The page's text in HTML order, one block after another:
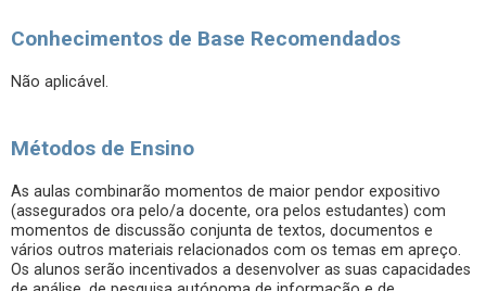
Conhecimentos de Base Recomendados
Não aplicável.
Métodos de Ensino
As aulas combinarão momentos de maior pendor expositivo
(assegurados ora pelo/a docente, ora pelos estudantes) com
momentos de discussão conjunta de textos, documentos e
vários outros materiais relacionados com os temas em apreço.
Os alunos serão incentivados a desenvolver as suas capacidades